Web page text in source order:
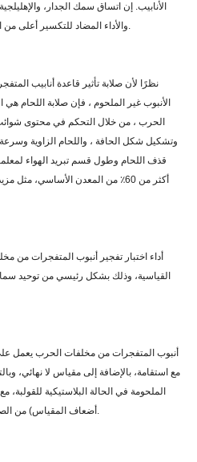
الأنابيب. إن اتساق سمك الجدار،
والأداء المضاد للتكسير أعلى من السبب الرئيسي للأنابيب غير الملحومة.
نظرًا لأن صلابة تأثير قاعدة أنابيب
الأنبوب غير الملحوم ، فإن صلابة اللحام
الحرب ، من خلال التحكم في محتوى شوائب
وتشكيل شكل الحافة ، واللحام الزاوية
قذف اللحام وطول قسم تبريد الهواء
أكثر من 60٪ من المعدن الأساسي،
أداء اختبار تفجير أنبوب المتفجرات من
القياسية، وذلك بشكل رئيسي من توحيد
أنبوب المتفجرات من مخلفات الحرب يعمل
مع استقامة، بالإضافة إلى مقياس لا نهائي،
أضعاف المقياس) من الصعب نسبيًا التحكم في استقامة الأنبوب.